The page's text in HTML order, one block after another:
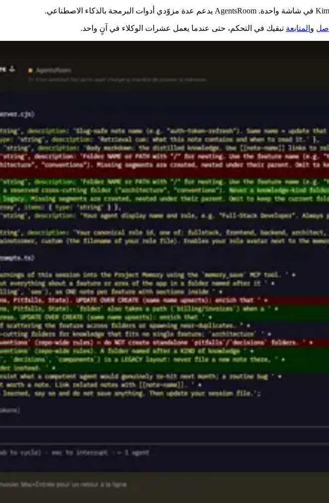
و المتابعة تبقيك في التحكم، حتى عندما يعمل عشرات الوكلاء في آنٍ واحد.